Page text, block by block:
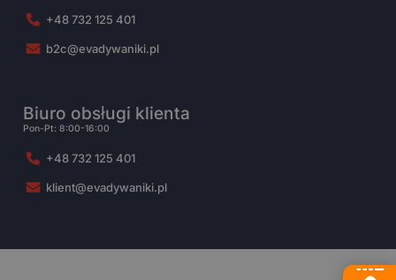
+48 732 125 401
b2c@evadywaniki.pl
Biuro obsługi klienta
Pon-Pt: 8:00-16:00
+48 732 125 401
klient@evadywaniki.pl